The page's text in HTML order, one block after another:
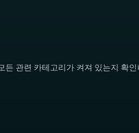
관련 카테고리가 켜져 있는지 확인